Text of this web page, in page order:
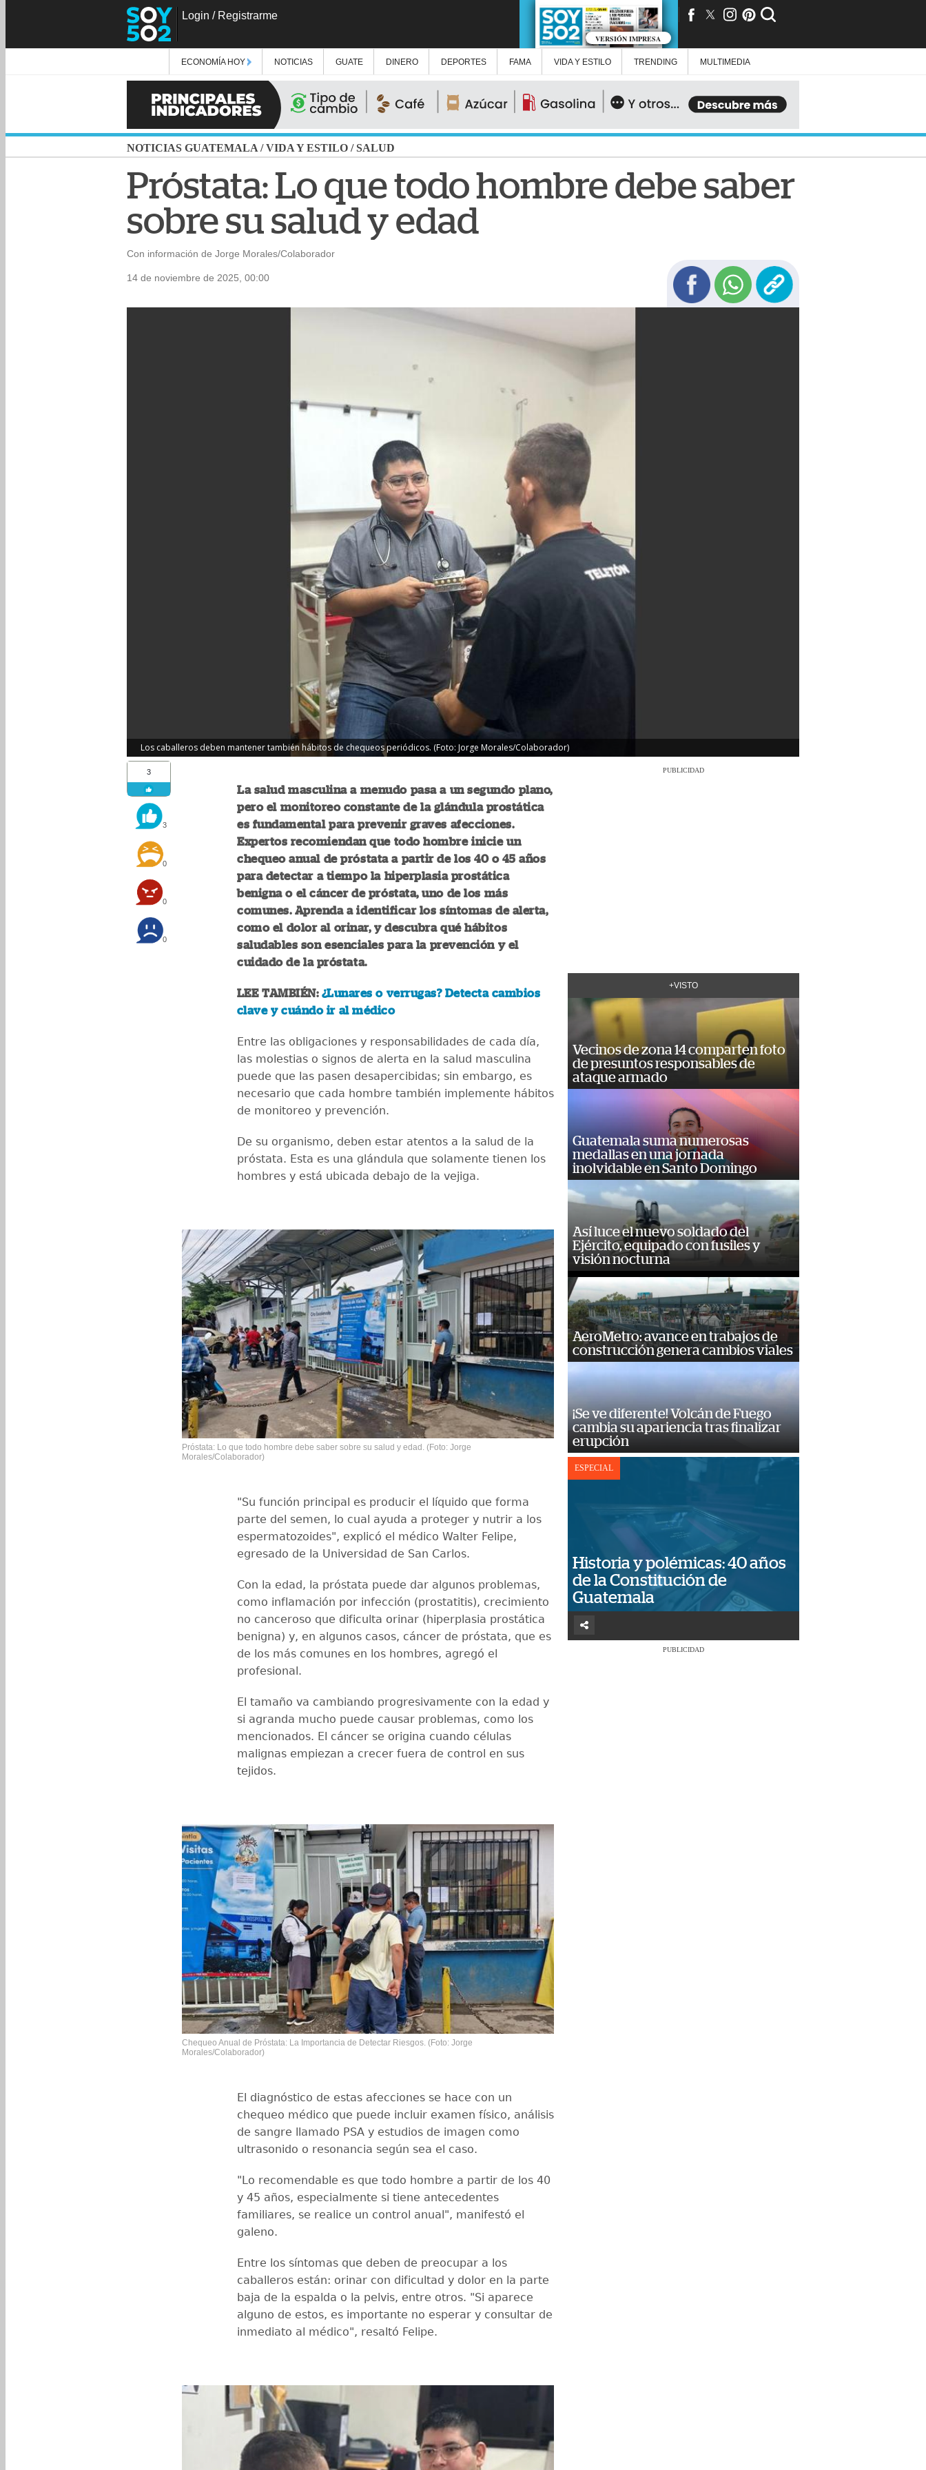
Login / Registrarme
VERSIÓN IMPRESA
ECONOMÍA HOY NOTICIAS GUATE DINERO DEPORTES FAMA VIDA Y ESTILO TRENDING MULTIMEDIA
NOTICIAS GUATEMALA /VIDA Y ESTILO /SALUD
Próstata: Lo que todo hombre debe saber
sobre su salud y edad
Con información de Jorge Morales/Colaborador
14 de noviembre de 2025, 00:00
Los caballeros deben mantener también hábitos de chequeos periódicos. (Foto: Jorge Morales/Colaborador)
3
3
0
0
0
La salud masculina a menudo pasa a un segundo plano,
pero el monitoreo constante de la glándula prostática
es fundamental para prevenir graves afecciones.
Expertos recomiendan que todo hombre inicie un
chequeo anual de próstata a partir de los 40 o 45 años
para detectar a tiempo la hiperplasia prostática
benigna o el cáncer de próstata, uno de los más
comunes. Aprenda a identificar los síntomas de alerta,
como el dolor al orinar, y descubra qué hábitos
saludables son esenciales para la prevención y el
cuidado de la próstata.
LEE TAMBIÉN: ¿Lunares o verrugas? Detecta cambios
clave y cuándo ir al médico
Entre las obligaciones y responsabilidades de cada día,
las molestias o signos de alerta en la salud masculina
puede que las pasen desapercibidas; sin embargo, es
necesario que cada hombre también implemente hábitos
de monitoreo y prevención.
De su organismo, deben estar atentos a la salud de la
próstata. Esta es una glándula que solamente tienen los
hombres y está ubicada debajo de la vejiga.
Próstata: Lo que todo hombre debe saber sobre su salud y edad. (Foto: Jorge
Morales/Colaborador)
"Su función principal es producir el líquido que forma
parte del semen, lo cual ayuda a proteger y nutrir a los
espermatozoides", explicó el médico Walter Felipe,
egresado de la Universidad de San Carlos.
Con la edad, la próstata puede dar algunos problemas,
como inflamación por infección (prostatitis), crecimiento
no canceroso que dificulta orinar (hiperplasia prostática
benigna) y, en algunos casos, cáncer de próstata, que es
de los más comunes en los hombres, agregó el
profesional.
El tamaño va cambiando progresivamente con la edad y
si agranda mucho puede causar problemas, como los
mencionados. El cáncer se origina cuando células
malignas empiezan a crecer fuera de control en sus
tejidos.
Chequeo Anual de Próstata: La Importancia de Detectar Riesgos. (Foto: Jorge
Morales/Colaborador)
El diagnóstico de estas afecciones se hace con un
chequeo médico que puede incluir examen físico, análisis
de sangre llamado PSA y estudios de imagen como
ultrasonido o resonancia según sea el caso.
"Lo recomendable es que todo hombre a partir de los 40
y 45 años, especialmente si tiene antecedentes
familiares, se realice un control anual", manifestó el
galeno.
Entre los síntomas que deben de preocupar a los
caballeros están: orinar con dificultad y dolor en la parte
baja de la espalda o la pelvis, entre otros. "Si aparece
alguno de estos, es importante no esperar y consultar de
inmediato al médico", resaltó Felipe.
PUBLICIDAD
+VISTO
Vecinos de zona 14 comparten foto
de presuntos responsables de
ataque armado
Guatemala suma numerosas
medallas en una jornada
inolvidable en Santo Domingo
Así luce el nuevo soldado del
Ejército, equipado con fusiles y
visión nocturna
AeroMetro: avance en trabajos de
construcción genera cambios viales
¡Se ve diferente! Volcán de Fuego
cambia su apariencia tras finalizar
erupción
ESPECIAL
Historia y polémicas: 40 años
de la Constitución de
Guatemala
PUBLICIDAD